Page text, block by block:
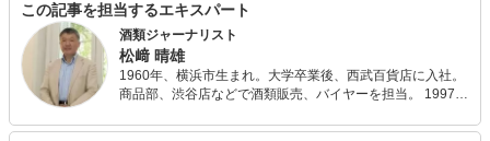
この記事を担当するエキスパート
酒類ジャーナリスト
松﨑 晴雄
1960年、横浜市生まれ。大学卒業後、西武百貨店に入社。
商品部、渋谷店などで酒類販売、バイヤーを担当。 1997年
躍中。 また同年に「日本酒輸出協会」を結成し会長とし